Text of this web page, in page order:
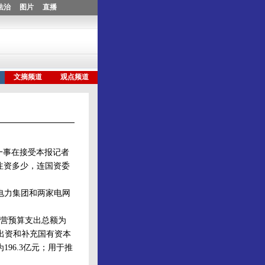
在接受本报记者
资多少，连国资委
集团和两家电网
预算支出总额为
资和补充国有资本
亿元；用于推